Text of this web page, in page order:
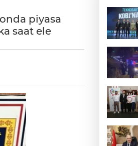
piyasa
saat ele